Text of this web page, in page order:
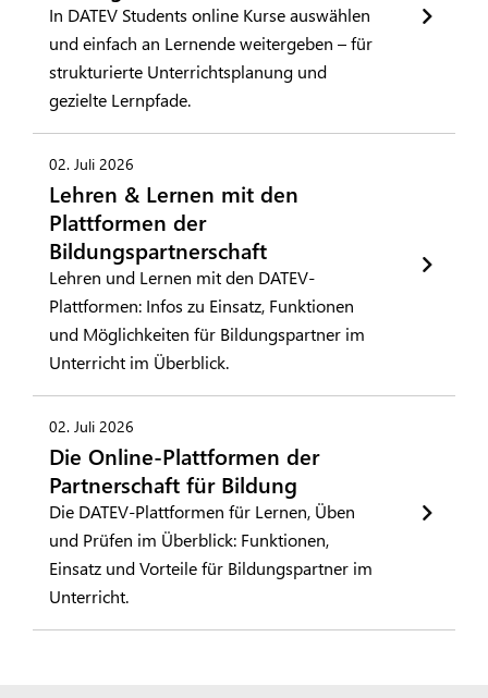
In DATEV Students online Kurse auswählen
und einfach an Lernende weitergeben – für
strukturierte Unterrichtsplanung und
gezielte Lernpfade.
02. Juli 2026
Lehren & Lernen mit den
Plattformen der
Bildungspartnerschaft
Lehren und Lernen mit den DATEV-
Plattformen: Infos zu Einsatz, Funktionen
und Möglichkeiten für Bildungspartner im
Unterricht im Überblick.
02. Juli 2026
Die Online-Plattformen der
Partnerschaft für Bildung
Die DATEV-Plattformen für Lernen, Üben
und Prüfen im Überblick: Funktionen,
Einsatz und Vorteile für Bildungspartner im
Unterricht.